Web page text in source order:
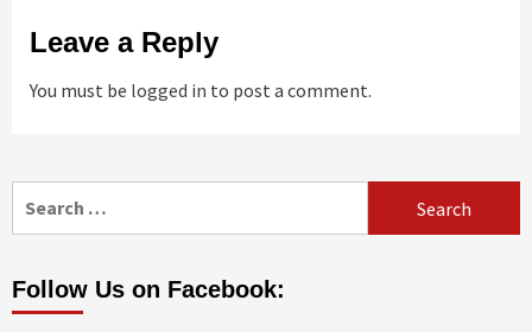
Leave a Reply
You must be logged in to post a comment.
Follow Us on Facebook: